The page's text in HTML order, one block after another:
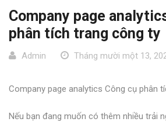
Company page
phân tích trang công ty
Admin Tháng mười một 13,
Company page analytics Công cụ phân
Nếu bạn đang muốn có thêm nhiều trải